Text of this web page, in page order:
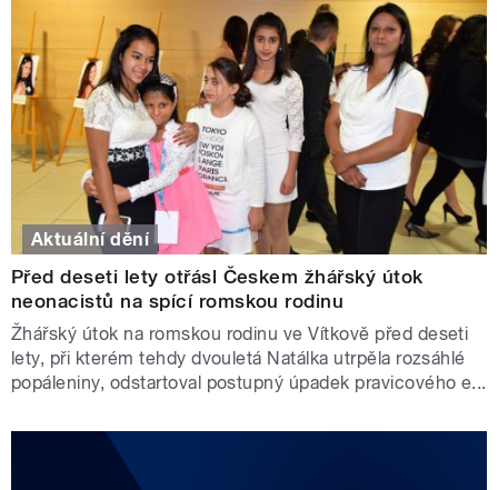
Aktuální dění
Před deseti lety otřásl Českem žhářský útok
neonacistů na spící romskou rodinu
Žhářský útok na romskou rodinu ve Vítkově před deseti
lety, při kterém tehdy dvouletá Natálka utrpěla rozsáhlé
popáleniny, odstartoval postupný úpadek pravicového e...